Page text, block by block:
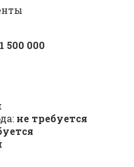
1 500 000
не требуется